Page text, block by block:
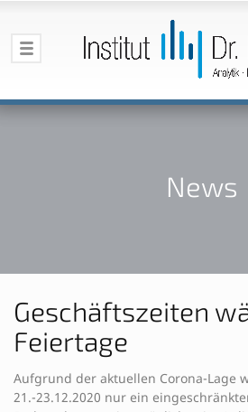
News
Geschäftszeiten
Feiertage
Aufgrund der aktuellen Corona-Lage
21.-23.12.2020 nur ein